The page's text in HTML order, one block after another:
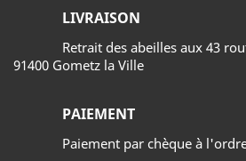
LIVRAISON
Retrait des abeilles aux 43
91400 Gometz la Ville
PAIEMENT
Paiement par chèque à